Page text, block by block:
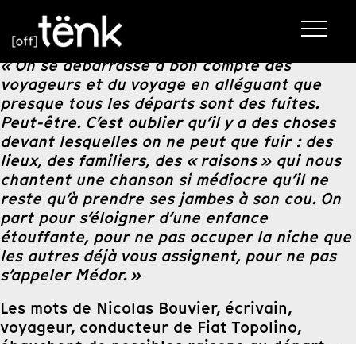
« On se débarrasse à bon compte des
voyageurs et du voyage en alléguant que
presque tous les départs sont des fuites.
Peut-être. C’est oublier qu’il y a des choses
devant lesquelles on ne peut que fuir : des
lieux, des familiers, des « raisons » qui nous
chantent une chanson si médiocre qu’il ne
reste qu’à prendre ses jambes à son cou. On
part pour s’éloigner d’une enfance
étouffante, pour ne pas occuper la niche que
les autres déjà vous assignent, pour ne pas
s’appeler Médor. »
Les mots de Nicolas Bouvier, écrivain,
voyageur, conducteur de Fiat Topolino,